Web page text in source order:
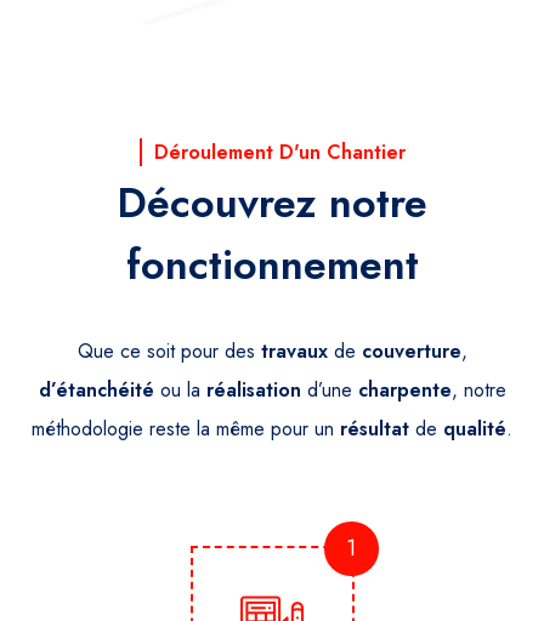
Déroulement D'un Chantier
Découvrez notre
fonctionnement
Que ce soit pour des travauxde couverture,
d’étanchéité ou la réalisation d’une charpente, notre
méthodologie reste la même pour un résultat de qualité.
1